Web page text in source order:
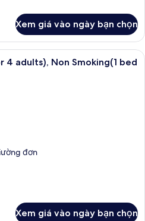
Xem giá vào ngày bạn chọn
Bộ đồ giường cao cấp, chăn bông,
4 adults), Non Smoking(1 bed
đơn
Xem giá vào ngày bạn chọn